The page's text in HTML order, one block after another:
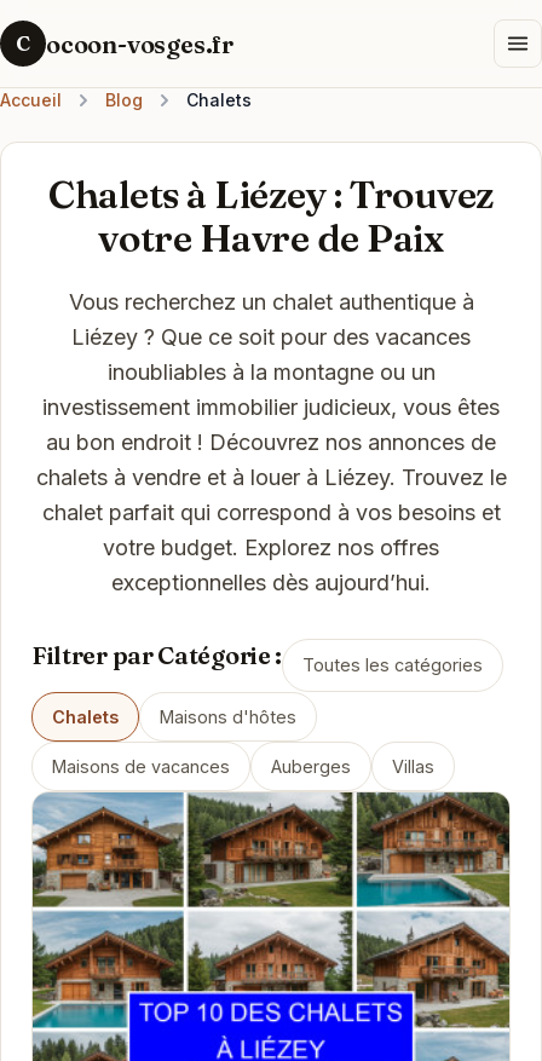
C ocoon-vosges.fr
Accueil Blog Chalets
Chalets à Liézey : Trouvez
votre Havre de Paix
Vous recherchez un chalet authentique à
Liézey ? Que ce soit pour des vacances
inoubliables à la montagne ou un
investissement immobilier judicieux, vous êtes
au bon endroit ! Découvrez nos annonces de
chalets à vendre et à louer à Liézey. Trouvez le
chalet parfait qui correspond à vos besoins et
votre budget. Explorez nos offres
exceptionnelles dès aujourd’hui.
Filtrer par Catégorie : Toutes les catégories
Chalets Maisons d'hôtes
Maisons de vacances Auberges Villas